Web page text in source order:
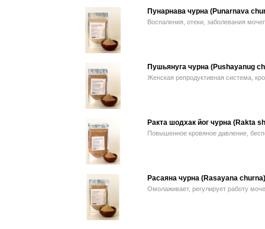
Пунарнава чурна (Punarnava
Воспаления, отеки, заболевания
Пушьянуга чурна (Pushayanug
Женская репродуктивная система,
Ракта шодхак йог чурна (Rakta
Повышенное кровяное давление,
Расаяна чурна (Rasayana churna)
Омолаживает, регулирует работу